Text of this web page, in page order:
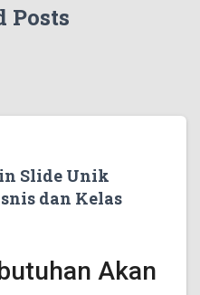
Posts
Slide Unik
dan Kelas
Akan